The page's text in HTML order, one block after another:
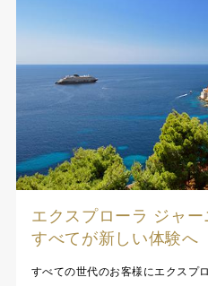
エクスプローラ ジャー
すべてが新しい体験へ
すべての世代のお客様にエクスプ